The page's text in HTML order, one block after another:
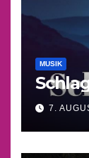
MUSIK
7.